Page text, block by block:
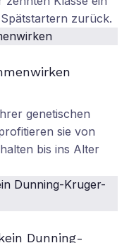
zurück.
genetischen
sie von
bis ins Alter
Dunning-